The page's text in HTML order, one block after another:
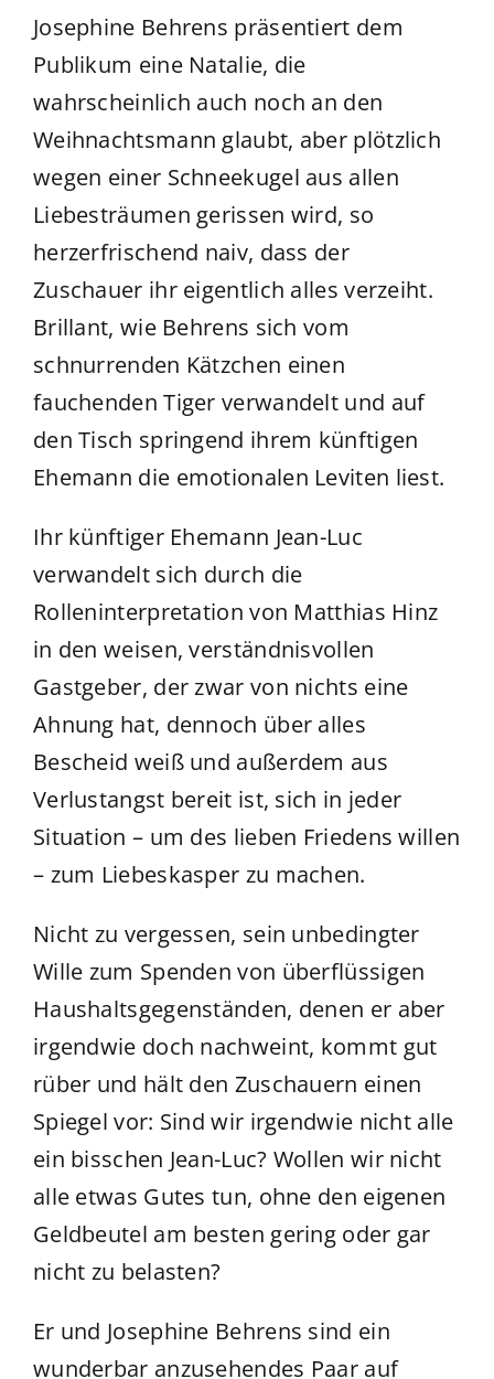
Josephine Behrens präsentiert dem
Publikum eine Natalie, die
wahrscheinlich auch noch an den
Weihnachtsmann glaubt, aber plötzlich
wegen einer Schneekugel aus allen
Liebesträumen gerissen wird, so
herzerfrischend naiv, dass der
Zuschauer ihr eigentlich alles verzeiht.
Brillant, wie Behrens sich vom
schnurrenden Kätzchen einen
fauchenden Tiger verwandelt und auf
den Tisch springend ihrem künftigen
Ehemann die emotionalen Leviten liest.
Ihr künftiger Ehemann Jean-Luc
verwandelt sich durch die
Rolleninterpretation von Matthias Hinz
in den weisen, verständnisvollen
Gastgeber, der zwar von nichts eine
Ahnung hat, dennoch über alles
Bescheid weiß und außerdem aus
Verlustangst bereit ist, sich in jeder
Situation – um des lieben Friedens willen
– zum Liebeskasper zu machen.
Nicht zu vergessen, sein unbedingter
Wille zum Spenden von überflüssigen
Haushaltsgegenständen, denen er aber
irgendwie doch nachweint, kommt gut
rüber und hält den Zuschauern einen
Spiegel vor: Sind wir irgendwie nicht alle
ein bisschen Jean-Luc? Wollen wir nicht
alle etwas Gutes tun, ohne den eigenen
Geldbeutel am besten gering oder gar
nicht zu belasten?
Er und Josephine Behrens sind ein
wunderbar anzusehendes Paar auf